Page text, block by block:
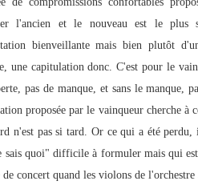
l'ancien et le nouveau est le plus
bienveillante mais bien plutôt
une capitulation donc. C'est pour le
pas de manque, et sans le manque,
proposée par le vainqueur cherche à
n'est pas si tard. Or ce qui a été
sais quoi" difficile à formuler mais qui est
de concert quand les violons de